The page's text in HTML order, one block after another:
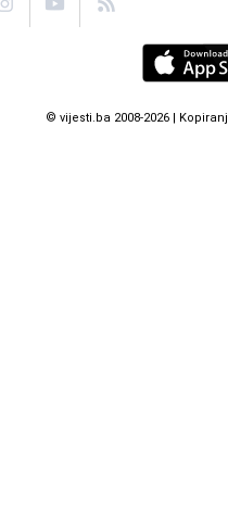
© vijesti.ba 2008-2026 |